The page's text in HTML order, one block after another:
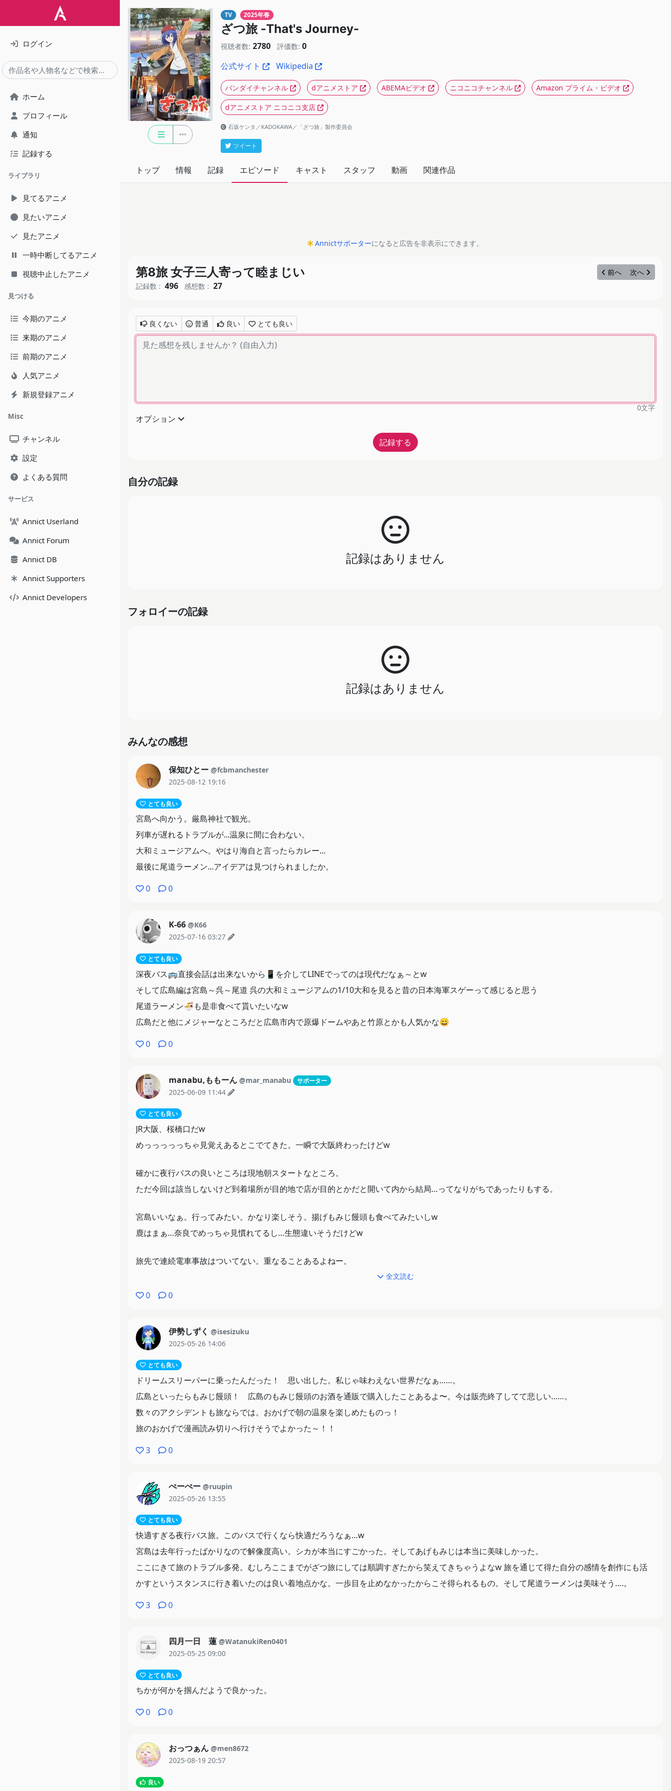
ログイン
ホーム
プロフィール
通知
記録する
ライブラリ
見てるアニメ
見たいアニメ
見たアニメ
一時中断してるアニメ
視聴中止したアニメ
見つける
今期のアニメ
来期のアニメ
前期のアニメ
人気アニメ
新規登録アニメ
Misc
チャンネル
設定
よくある質問
サービス
Annict Userland
Annict Forum
Annict DB
Annict Supporters
Annict Developers
TV 2025年春
ざつ旅 -That's Journey-
視聴者数: 2780 評価数: 0
公式サイト
Wikipedia
バンダイチャンネル dアニメストア ABEMAビデオ ニコニコチャンネル Amazon プライム・ビデオ
dアニメストア ニコニコ支店
石坂ケンタ／KADOKAWA／「ざつ旅」製作委員会
ツイート
トップ 情報 記録 エピソード キャスト スタッフ 動画 関連作品
Annictサポーターになると広告を非表示にできます。
第8旅 女子三人寄って睦まじい 前へ
次へ
記録数 : 496 感想数 : 27
良くない 普通 良い とても良い
0文字
オプション
自分の記録
記録はありません
フォロイーの記録
記録はありません
みんなの感想
保知ひとー @fcbmanchester
2025-08-12 19:16
とても良い
宮島へ向かう。厳島神社で観光。
列車が遅れるトラブルが...温泉に間に合わない。
大和ミュージアムへ。やはり海自と言ったらカレー...
最後に尾道ラーメン...アイデアは見つけられましたか。
0
0
K-66 @K66
2025-07-16 03:27
とても良い
深夜バス🚌直接会話は出来ないから📱を介してLINEでってのは現代だなぁ～とw
そして広島編は宮島～呉～尾道 呉の大和ミュージアムの1/10大和を見ると昔の日本海軍スゲーって感じると思う
尾道ラーメン🍜も是非食べて貰いたいなw
広島だと他にメジャーなところだと広島市内で原爆ドームやあと竹原とかも人気かな😄
0
0
manabu,ももーん @mar_manabu サポーター
2025-06-09 11:44
とても良い
JR大阪、桜橋口だw
めっっっっっちゃ見覚えあるとこでてきた。一瞬で大阪終わったけどw
確かに夜行バスの良いところは現地朝スタートなところ。
ただ今回は該当しないけど到着場所が目的地で店が目的とかだと開いて内から結局…ってなりがちであったりもする。
宮島いいなぁ。行ってみたい。かなり楽しそう。揚げもみじ饅頭も食べてみたいしw
鹿はまぁ…奈良でめっちゃ見慣れてるし…生態違いそうだけどw
旅先で連続電車事故はついてない。重なることあるよねー。
自分もこないだ日帰りで行きは遮断棒折れ、帰りは人身で2時間くらい無駄にしたw
大和ミュージアムは予想外の来訪者数でリニューアルとかなんかみたような？みてないような？行ってみたい。
最後は尾道かー。広島は静岡と同じくらい長いイメージw
兵庫もたいがいだけどな！
尾道ラーメンは結構好き。尾道も行ってみたいわね。
広島で言うとあとは竹原とかか。はい。完全にアニメの影響ですねw
ずーっとこのままネームとおらず旅し続けてお金なくなるのかと思ってたw
全文読む
0 0
伊勢しずく @isesizuku
2025-05-26 14:06
とても良い
ドリームスリーパーに乗ったんだった！ 思い出した。私じゃ味わえない世界だなぁ……。
広島といったらもみじ饅頭！ 広島のもみじ饅頭のお酒を通販で購入したことあるよ〜。今は販売終了してて悲しい……。
数々のアクシデントも旅ならでは。おかげで朝の温泉を楽しめたものっ！
旅のおかげで漫画読み切りへ行けそうでよかった～！！
3
0
ぺーぺー @ruupin
2025-05-26 13:55
とても良い
快適すぎる夜行バス旅。このバスで行くなら快適だろうなぁ…w
宮島は去年行ったばかりなので解像度高い。シカが本当にすごかった。そしてあげもみじは本当に美味しかった。
ここにきて旅のトラブル多発。むしろここまでがざつ旅にしては順調すぎたから笑えてきちゃうよなw 旅を通じて得た自分の感情を創作にも活
かすというスタンスに行き着いたのは良い着地点かな。一歩目を止めなかったからこそ得られるもの。そして尾道ラーメンは美味そう….。
3
0
四月一日 蓮 @WatanukiRen0401
2025-05-25 09:00
とても良い
ちかが何かを掴んだようで良かった。
0
0
おっつぁん @men8672
2025-08-19 20:57
良い